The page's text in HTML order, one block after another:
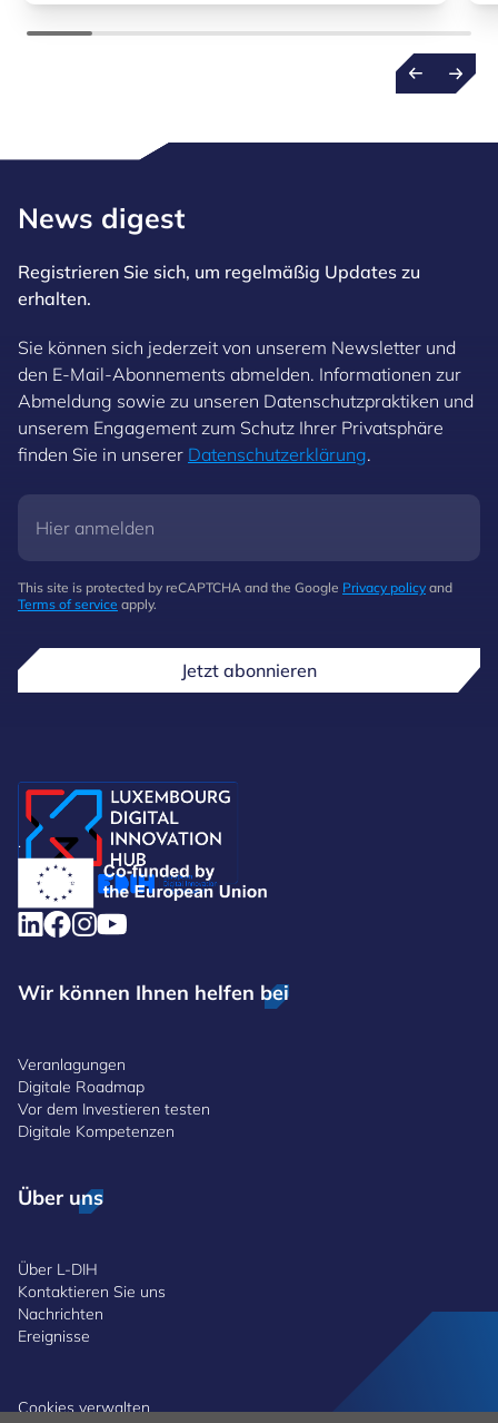
News digest
Registrieren Sie sich, um regelmäßig Updates zu
erhalten.
Sie können sich jederzeit von unserem Newsletter und
den E-Mail-Abonnements abmelden. Informationen zur
Abmeldung sowie zu unseren Datenschutzpraktiken und
unserem Engagement zum Schutz Ihrer Privatsphäre
finden Sie in unserer Datenschutzerklärung.
This site is protected by reCAPTCHA and the Google Privacy policy and
Terms of service apply.
Jetzt abonnieren
.
Wir können Ihnen helfen bei
Veranlagungen
Digitale Roadmap
Vor dem Investieren testen
Digitale Kompetenzen
Über uns
Über L-DIH
Kontaktieren Sie uns
Nachrichten
Ereignisse
Cookies verwalten